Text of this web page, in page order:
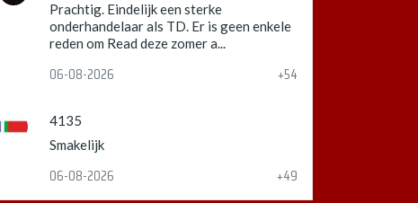
Prachtig. Eindelijk een sterke
onderhandelaar als TD. Er is geen enkele
reden om Read deze zomer a...
06-08-2026 +54
4135
Smakelijk
06-08-2026 +49